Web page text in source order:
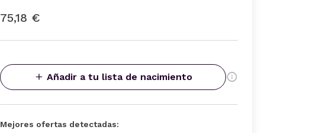
75,18 €
Añadir a tu lista de nacimiento
Mejores ofertas detectadas: